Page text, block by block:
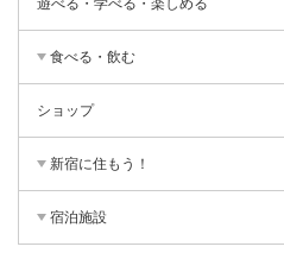
食べる・飲む
ショップ
新宿に住もう！
宿泊施設